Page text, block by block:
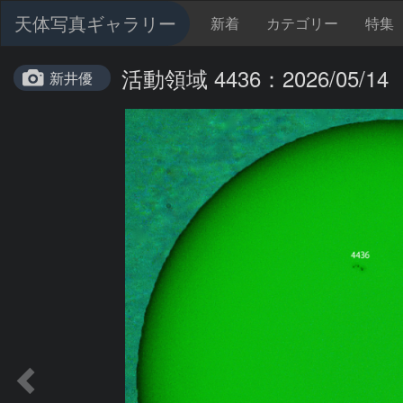
天体写真ギャラリー 新着 カテゴリー 特集
新井優 活動領域 4436：2026/05/14